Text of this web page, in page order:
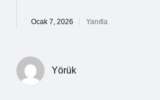
Ocak 7, 2026 Yanıtla
Yörük